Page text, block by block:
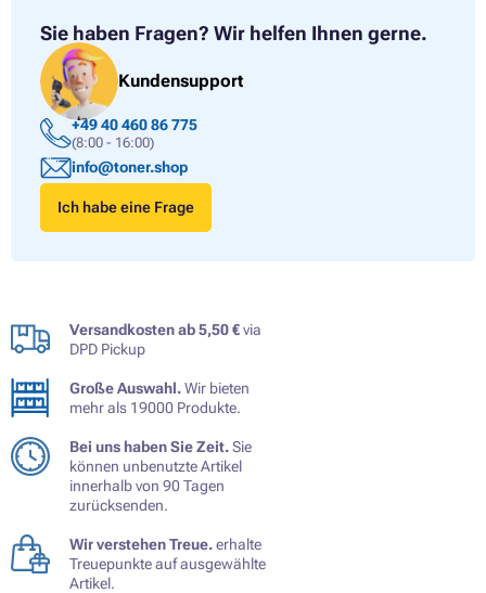
Sie haben Fragen? Wir helfen Ihnen gerne.
Kundensupport
+49 40 460 86 775
(8:00 - 16:00)
info@toner.shop
Ich habe eine Frage
Versandkosten ab 5,50 €via
DPD Pickup
Große Auswahl.Wir bieten
mehr als 19000 Produkte.
Bei uns haben Sie Zeit.Sie
können unbenutzte Artikel
innerhalb von 90 Tagen
zurücksenden.
Wir verstehen Treue.erhalte
Treuepunkte auf ausgewählte
Artikel.